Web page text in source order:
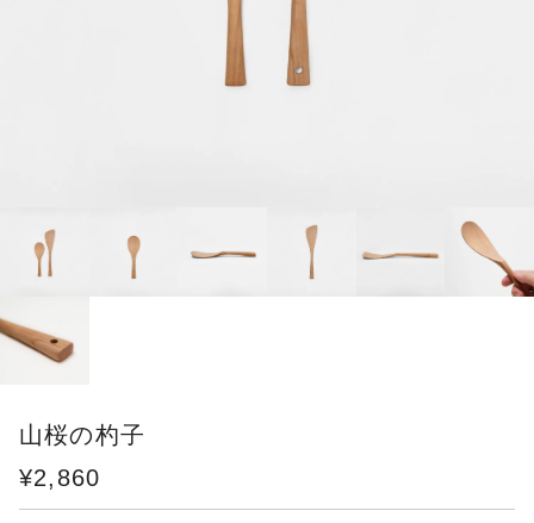
山桜の杓子
¥2,860